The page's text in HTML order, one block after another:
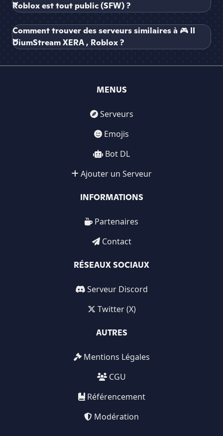
Roblox est tout public (SFW) ?
Comment trouver des serveurs similaires à 🎮 II
DiumStream XERA , Roblox ?
MENUS
Serveurs
Emojis
Bot DL
Ajouter un Serveur
INFORMATIONS
Partenaires
Contact
RÉSEAUX SOCIAUX
Serveur Discord
Twitter (X)
AUTRES
Mentions Légales
CGU
Référencement
Modération